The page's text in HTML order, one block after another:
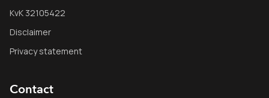
KvK 32105422
Disclaimer
Privacy statement
Contact